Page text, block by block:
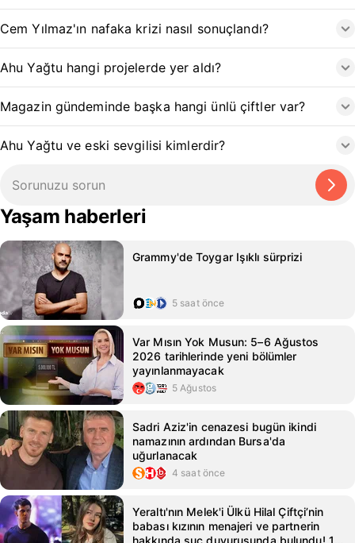
Cem Yılmaz'ın nafaka krizi nasıl sonuçlandı?
Ahu Yağtu hangi projelerde yer aldı?
Magazin gündeminde başka hangi ünlü çiftler var?
Ahu Yağtu ve eski sevgilisi kimlerdir?
Yaşam haberleri
Grammy'de Toygar Işıklı sürprizi
5 saat önce
Var Mısın Yok Musun: 5–6 Ağustos
2026 tarihlerinde yeni bölümler
yayınlanmayacak
5 Ağustos
Sadri Aziz'in cenazesi bugün ikindi
namazının ardından Bursa'da
uğurlanacak
4 saat önce
Yeraltı'nın Melek'i Ülkü Hilal Çiftçi’nin
babası kızının menajeri ve partnerin
hakkında suç duyurusunda bulundu! 10